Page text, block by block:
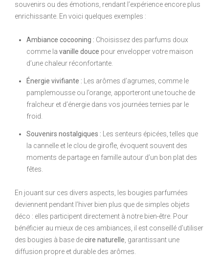
souvenirs ou des émotions, rendant l’expérience encore plus
enrichissante. En voici quelques exemples :
Ambiance cocooning : Choisissez des parfums doux
comme la vanille douce pour envelopper votre maison
d’une chaleur réconfortante.
Énergie vivifiante : Les arômes d’agrumes, comme le
pamplemousse ou l’orange, apporteront une touche de
fraîcheur et d’énergie dans vos journées ternies par le
froid.
Souvenirs nostalgiques : Les senteurs épicées, telles que
la cannelle et le clou de girofle, évoquent souvent des
moments de partage en famille autour d’un bon plat des
fêtes.
En jouant sur ces divers aspects, les bougies parfumées
deviennent pendant l’hiver bien plus que de simples objets
déco : elles participent directement à notre bien-être. Pour
bénéficier au mieux de ces ambiances, il est conseillé d’utiliser
des bougies à base decire naturelle , garantissant une
diffusion propre et durable des arômes.